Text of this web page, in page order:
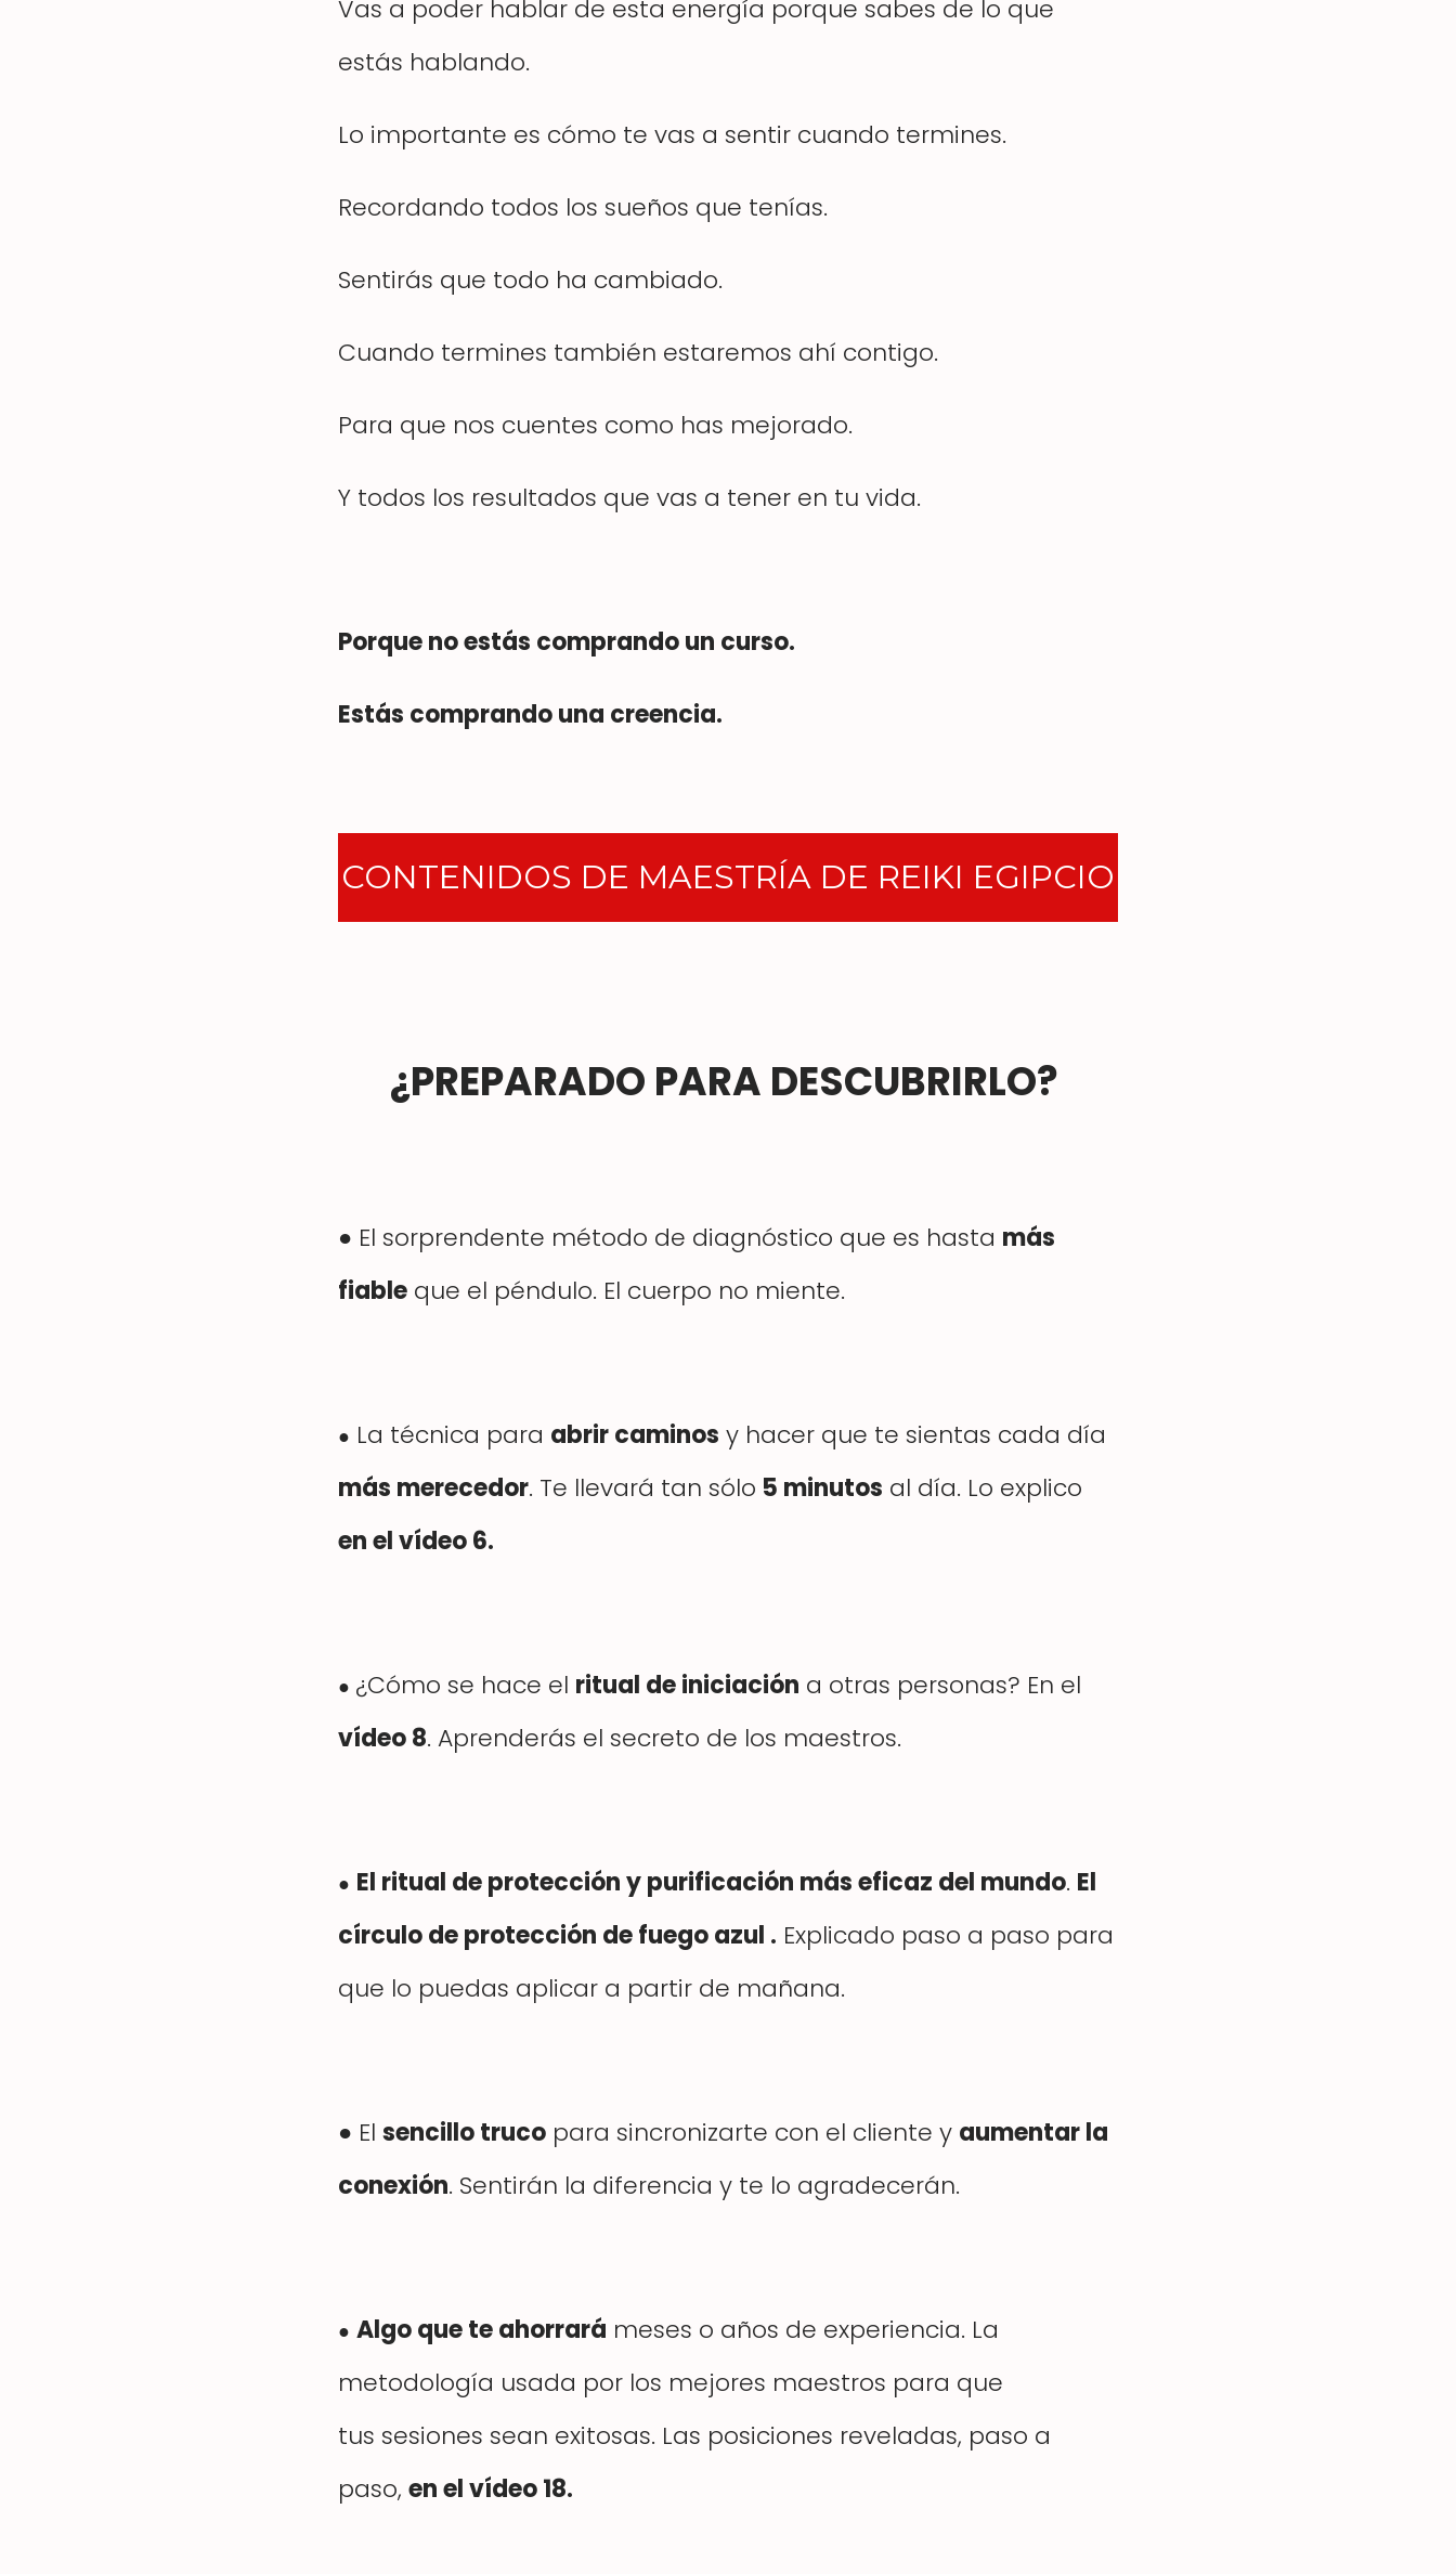
Vas a poder hablar de esta energía porque sabes de lo que
estás hablando.
Lo importante es cómo te vas a sentir cuando termines.
Recordando todos los sueños que tenías.
Sentirás que todo ha cambiado.
Cuando termines también estaremos ahí contigo.
Para que nos cuentes como has mejorado.
Y todos los resultados que vas a tener en tu vida.
Porque no estás comprando un curso.
Estás comprando una creencia.
CONTENIDOS DE MAESTRÍA DE REIKI EGIPCIO
¿PREPARADO PARA DESCUBRIRLO?
● El sorprendente método de diagnóstico que es hasta más
fiable que el péndulo. El cuerpo no miente.
● La técnica para abrir caminos y hacer que te sientas cada día
más merecedor. Te llevará tan sólo 5 minutos al día. Lo explico
en el vídeo 6.
● ¿Cómo se hace el ritual de iniciación a otras personas? En el
vídeo 8. Aprenderás el secreto de los maestros.
● El ritual de protección y purificación más eficaz del mundo. El
círculo de protección de fuego azul . Explicado paso a paso para
que lo puedas aplicar a partir de mañana.
● El sencillo truco para sincronizarte con el cliente y aumentar la
conexión. Sentirán la diferencia y te lo agradecerán.
● Algo que te ahorrará meses o años de experiencia. La
metodología usada por los mejores maestros para que
tus sesiones sean exitosas. Las posiciones reveladas, paso a
paso, en el vídeo 18.